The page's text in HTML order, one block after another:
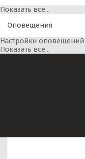
Показать все...
Оповещения
Настройки оповещений
Показать все...